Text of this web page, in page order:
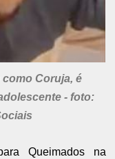
Coruja, é
- foto:
Queimados na